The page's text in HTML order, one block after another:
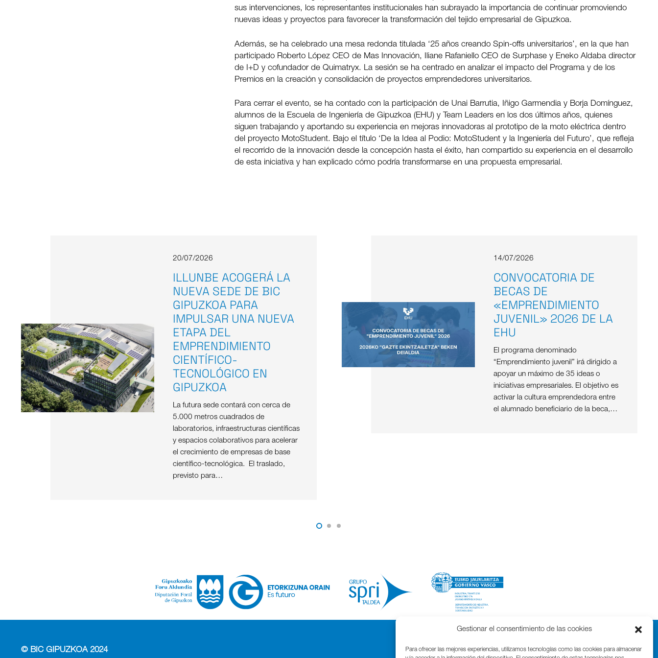
Gestionar el consentimiento de las cookies
Para ofrecer las mejores experiencias, utilizamos tecnologías como las cookies para almacenar
sus intervenciones, los representantes institucionales han subrayado la importancia de continuar promoviendo
nuevas ideas y proyectos para favorecer la transformación del tejido empresarial de Gipuzkoa.
Además, se ha celebrado una mesa redonda titulada ‘25 años creando Spin-offs universitarios’, en la que han
participado Roberto López CEO de Mas Innovación, Iliane Rafaniello CEO de Surphase y Eneko Aldaba director
de I+D y cofundador de Quimatryx. La sesión se ha centrado en analizar el impacto del Programa y de los
Premios en la creación y consolidación de proyectos emprendedores universitarios.
Para cerrar el evento, se ha contado con la participación de Unai Barrutia, Iñigo Garmendia y Borja Domínguez,
alumnos de la Escuela de Ingeniería de Gipuzkoa (EHU) y Team Leaders en los dos últimos años, quienes
siguen trabajando y aportando su experiencia en mejoras innovadoras al prototipo de la moto eléctrica dentro
del proyecto MotoStudent. Bajo el título ‘De la Idea al Podio: MotoStudent y la Ingeniería del Futuro’, que refleja
el recorrido de la innovación desde la concepción hasta el éxito, han compartido su experiencia en el desarrollo
de esta iniciativa y han explicado cómo podría transformarse en una propuesta empresarial.
20/07/2026
ILLUNBE ACOGERÁ LA
NUEVA SEDE DE BIC
GIPUZKOA PARA
IMPULSAR UNA NUEVA
ETAPA DEL
EMPRENDIMIENTO
CIENTÍFICO-
TECNOLÓGICO EN
GIPUZKOA
La futura sede contará con cerca de
5.000 metros cuadrados de
laboratorios, infraestructuras científicas
y espacios colaborativos para acelerar
el crecimiento de empresas de base
científico-tecnológica. El traslado,
previsto para…
14/07/2026
CONVOCATORIA DE
BECAS DE
«EMPRENDIMIENTO
JUVENIL» 2026 DE LA
EHU
El programa denominado
“Emprendimiento juvenil” irá dirigido a
apoyar un máximo de 35 ideas o
iniciativas empresariales. El objetivo es
activar la cultura emprendedora entre
el alumnado beneficiario de la beca,…
© BIC GIPUZKOA 2024